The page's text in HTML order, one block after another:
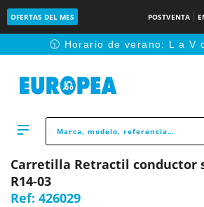
OFERTAS DEL MES POSTVENTA
🕥 Horario de verano: L a V
Carretilla Retractil conductor
R14-03
Ref: 426029